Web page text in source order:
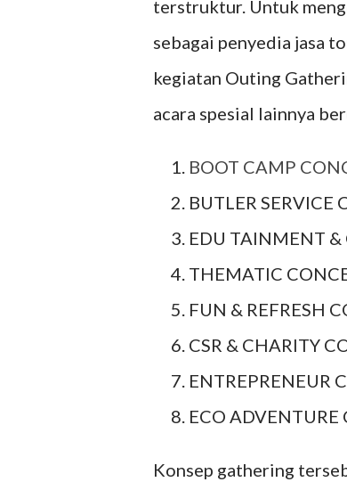
terstruktur. Untuk
sebagai penyedia jasa
kegiatan Outing
acara spesial lainnya
BOOT CAMP
BUTLER SERVICE
EDU TAINMENT
THEMATIC
FUN & REFRESH
CSR & CHARITY
ENTREPRENEUR
ECO ADVENTURE
Konsep gathering